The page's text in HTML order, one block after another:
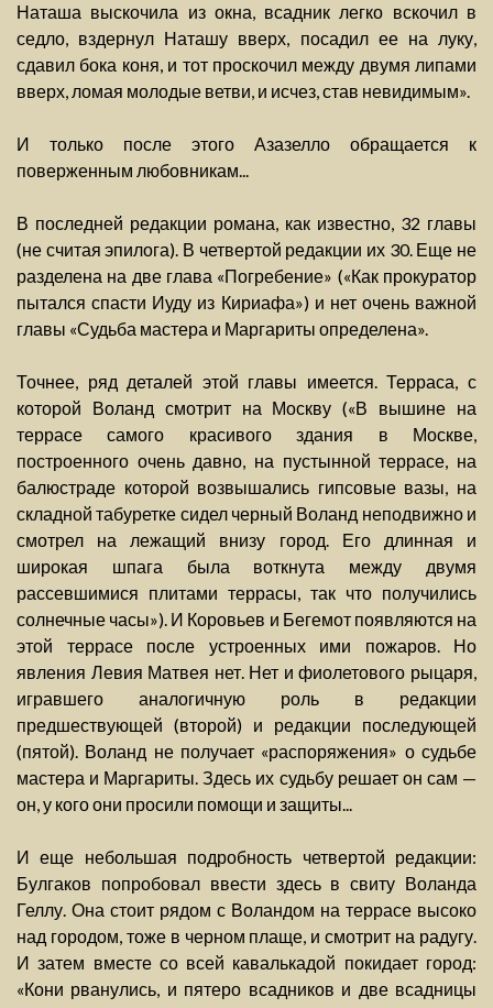
Наташа выскочила из окна, всадник легко вскочил в
седло, вздернул Наташу вверх, посадил ее на луку,
сдавил бока коня, и тот проскочил между двумя липами
вверх, ломая молодые ветви, и исчез, став невидимым».
И только после этого Азазелло обращается к
поверженным любовникам...
В последней редакции романа, как известно, 32 главы
(не считая эпилога). В четвертой редакции их 30. Еще не
разделена на две глава «Погребение» («Как прокуратор
пытался спасти Иуду из Кириафа») и нет очень важной
главы «Судьба мастера и Маргариты определена».
Точнее, ряд деталей этой главы имеется. Терраса, с
которой Воланд смотрит на Москву («В вышине на
террасе самого красивого здания в Москве,
построенного очень давно, на пустынной террасе, на
балюстраде которой возвышались гипсовые вазы, на
складной табуретке сидел черный Воланд неподвижно и
смотрел на лежащий внизу город. Его длинная и
широкая шпага была воткнута между двумя
рассевшимися плитами террасы, так что получились
солнечные часы»). И Коровьев и Бегемот появляются на
этой террасе после устроенных ими пожаров. Но
явления Левия Матвея нет. Нет и фиолетового рыцаря,
игравшего аналогичную роль в редакции
предшествующей (второй) и редакции последующей
(пятой). Воланд не получает «распоряжения» о судьбе
мастера и Маргариты. Здесь их судьбу решает он сам —
он, у кого они просили помощи и защиты...
И еще небольшая подробность четвертой редакции:
Булгаков попробовал ввести здесь в свиту Воланда
Геллу. Она стоит рядом с Воландом на террасе высоко
над городом, тоже в черном плаще, и смотрит на радугу.
И затем вместе со всей кавалькадой покидает город:
«Кони рванулись, и пятеро всадников и две всадницы